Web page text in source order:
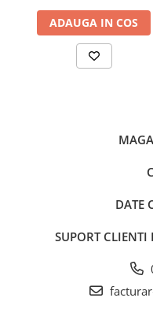
ADAUGA IN COS
DATE
SUPORT CLIENTI